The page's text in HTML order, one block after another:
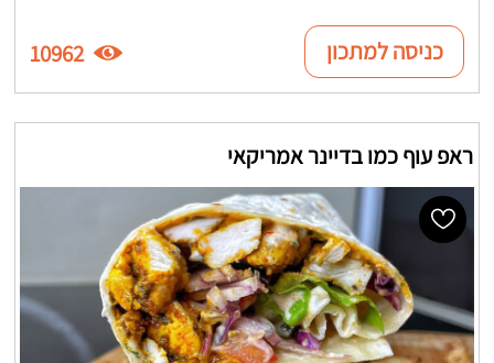
כניסה למתכון 10962
ראפ עוף כמו בדיינר אמריקאי